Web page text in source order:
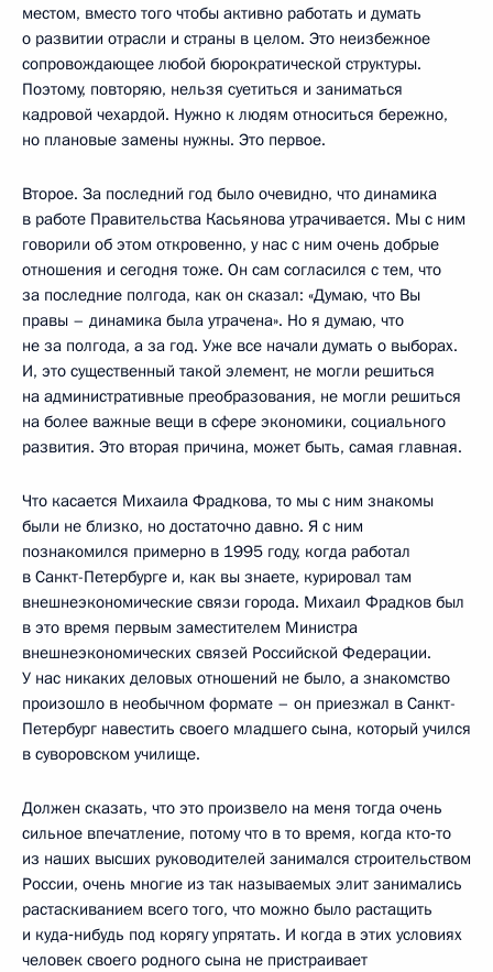
местом, вместо того чтобы активно работать и думать
о развитии отрасли и страны в целом. Это неизбежное
сопровождающее любой бюрократической структуры.
Поэтому, повторяю, нельзя суетиться и заниматься
кадровой чехардой. Нужно к людям относиться бережно,
но плановые замены нужны. Это первое.
Второе. За последний год было очевидно, что динамика
в работе Правительства Касьянова утрачивается. Мы с ним
говорили об этом откровенно, у нас с ним очень добрые
отношения и сегодня тоже. Он сам согласился с тем, что
за последние полгода, как он сказал: «Думаю, что Вы
правы – динамика была утрачена». Но я думаю, что
не за полгода, а за год. Уже все начали думать о выборах.
И, это существенный такой элемент, не могли решиться
на административные преобразования, не могли решиться
на более важные вещи в сфере экономики, социального
развития. Это вторая причина, может быть, самая главная.
Что касается Михаила Фрадкова, то мы с ним знакомы
были не близко, но достаточно давно. Я с ним
познакомился примерно в 1995 году, когда работал
в Санкт-Петербурге и, как вы знаете, курировал там
внешнеэкономические связи города. Михаил Фрадков был
в это время первым заместителем Министра
внешнеэкономических связей Российской Федерации.
У нас никаких деловых отношений не было, а знакомство
произошло в необычном формате – он приезжал в Санкт-
Петербург навестить своего младшего сына, который учился
в суворовском училище.
Должен сказать, что это произвело на меня тогда очень
сильное впечатление, потому что в то время, когда кто‑то
из наших высших руководителей занимался строительством
России, очень многие из так называемых элит занимались
растаскиванием всего того, что можно было растащить
и куда‑нибудь под корягу упрятать. И когда в этих условиях
человек своего родного сына не пристраивает